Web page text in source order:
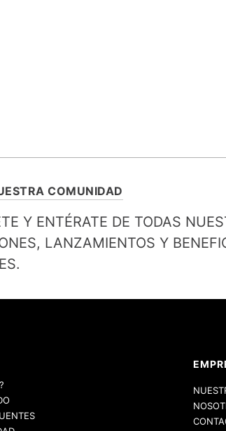
COMUNIDAD
Y ENTÉRATE DE TODAS
LANZAMIENTOS Y